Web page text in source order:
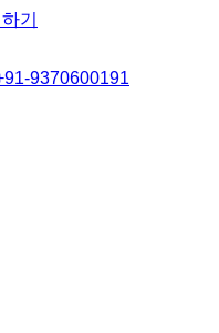
기
9370600191